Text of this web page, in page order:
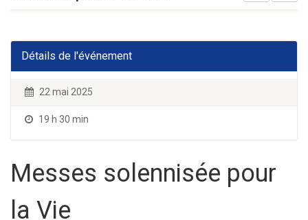
Détails de l'événement
22 mai 2025
19 h 30 min
Messes solennisée pour
la Vie